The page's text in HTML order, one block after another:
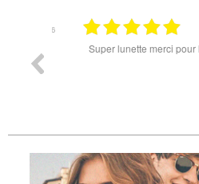
Super lunette merci pour